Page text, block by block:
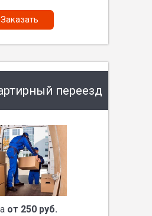
Заказать
переезд
от 250 руб.